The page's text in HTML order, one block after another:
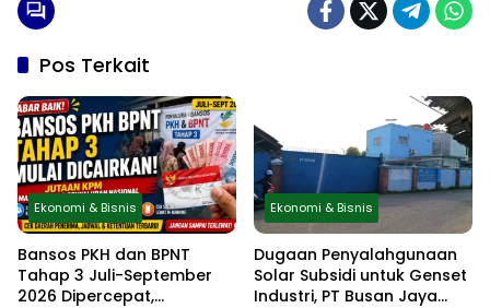
Pos Terkait
Ekonomi & Bisnis
Bansos PKH dan BPNT
Tahap 3 Juli-September
2026 Dipercepat,
Ekonomi & Bisnis
Dugaan Penyalahgunaan
Solar Subsidi untuk Genset
Industri, PT Busan Jaya